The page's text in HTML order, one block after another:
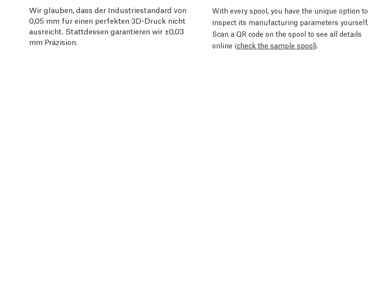
Wir glauben, dass der Industriestandard von
0,05 mm für einen perfekten 3D-Druck nicht
ausreicht. Stattdessen garantieren wir ±0,03
mm Präzision.
With every spool, you have the unique option to
inspect its manufacturing parameters yourself.
Scan a QR code on the spool to see all details
online (check the sample spool).